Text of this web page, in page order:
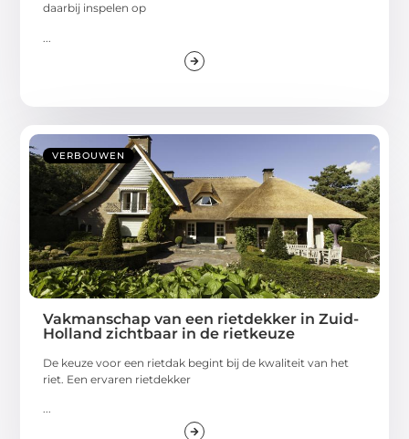
daarbij inspelen op
VERBOUWEN
Vakmanschap van een rietdekker in Zuid-
Holland zichtbaar in de rietkeuze
De keuze voor een rietdak begint bij de kwaliteit van het
riet. Een ervaren rietdekker
...